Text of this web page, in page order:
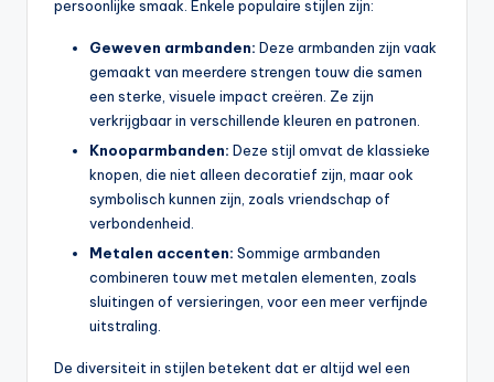
persoonlijke smaak. Enkele populaire stijlen zijn:
Geweven armbanden: Deze armbanden zijn vaak
gemaakt van meerdere strengen touw die samen
een sterke, visuele impact creëren. Ze zijn
verkrijgbaar in verschillende kleuren en patronen.
Knooparmbanden: Deze stijl omvat de klassieke
knopen, die niet alleen decoratief zijn, maar ook
symbolisch kunnen zijn, zoals vriendschap of
verbondenheid.
Metalen accenten: Sommige armbanden
combineren touw met metalen elementen, zoals
sluitingen of versieringen, voor een meer verfijnde
uitstraling.
De diversiteit in stijlen betekent dat er altijd wel een